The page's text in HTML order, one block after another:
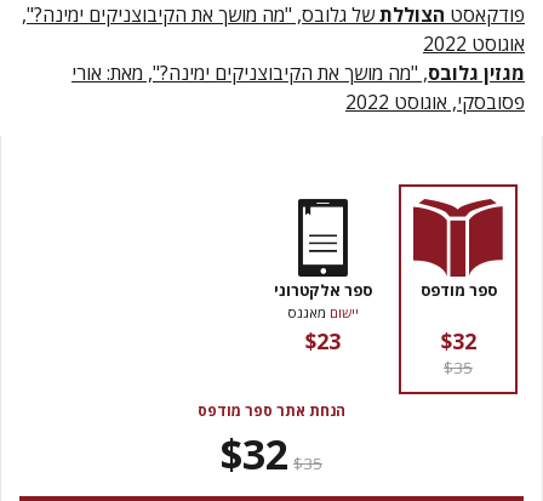
פודקאסט הצוללתשל גלובס, "מה מושך את הקיבוצניקים ימינה?",
אוגוסט 2022
מגזין גלובס, "מה מושך את הקיבוצניקים ימינה?", מאת: אורי
פסובסקי, אוגוסט 2022
ספר מודפס
$32
$35
ספר אלקטרוני
יישום מאגנס
$23
הנחת אתר ספר מודפס
$35
$32